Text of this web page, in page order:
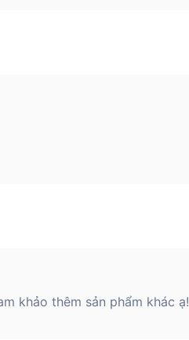
khảo thêm sản phẩm khác ạ!